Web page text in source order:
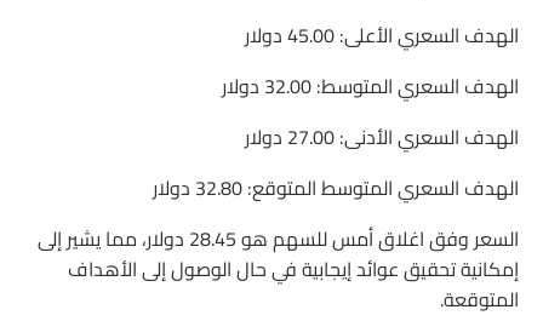
الهدف السعري الأعلى: 45.00 دولار
الهدف السعري المتوسط: 32.00 دولار
الهدف السعري الأدنى: 27.00 دولار
الهدف السعري المتوسط المتوقع: 32.80 دولار
السعر وفق اغلاق أمس للسهم هو 28.45 دولار، مما يشير إلى
إمكانية تحقيق عوائد إيجابية في حال الوصول إلى الأهداف
المتوقعة.